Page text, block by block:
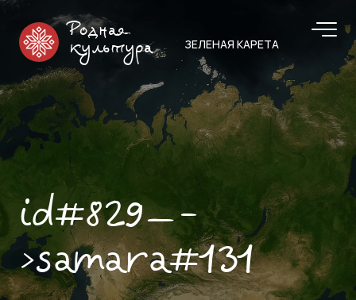
Родная
культура
ЗЕЛЕНАЯ КАРЕТА
id#829—-
>samara#131